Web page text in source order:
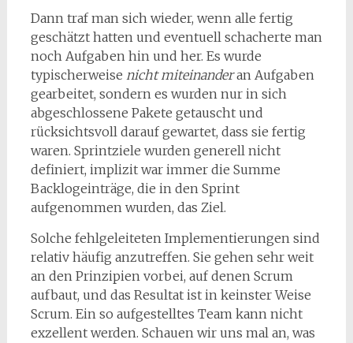
Dann traf man sich wieder, wenn alle fertig
geschätzt hatten und eventuell schacherte man
noch Aufgaben hin und her. Es wurde
typischerweise nicht miteinanderan Aufgaben
gearbeitet, sondern es wurden nur in sich
abgeschlossene Pakete getauscht und
rücksichtsvoll darauf gewartet, dass sie fertig
waren. Sprintziele wurden generell nicht
definiert, implizit war immer die Summe
Backlogeinträge, die in den Sprint
aufgenommen wurden, das Ziel.
Solche fehlgeleiteten Implementierungen sind
relativ häufig anzutreffen. Sie gehen sehr weit
an den Prinzipien vorbei, auf denen Scrum
aufbaut, und das Resultat ist in keinster Weise
Scrum. Ein so aufgestelltes Team kann nicht
exzellent werden. Schauen wir uns mal an, was